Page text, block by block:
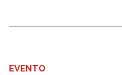
EVENTO